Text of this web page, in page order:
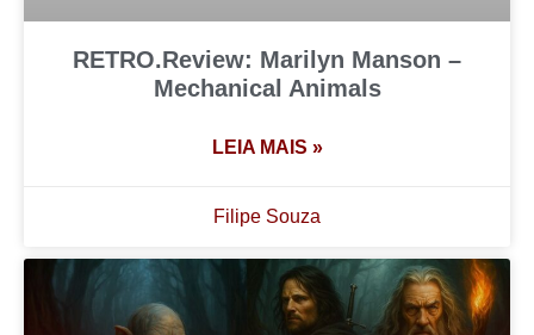
RETRO.Review: Marilyn Manson –
Mechanical Animals
LEIA MAIS »
Filipe Souza